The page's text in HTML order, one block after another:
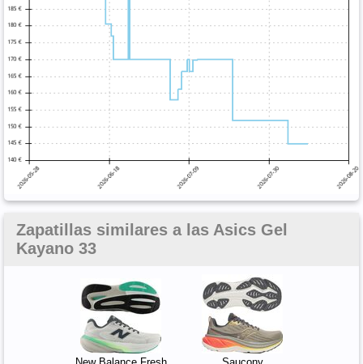
Zapatillas similares a las Asics Gel
Kayano 33